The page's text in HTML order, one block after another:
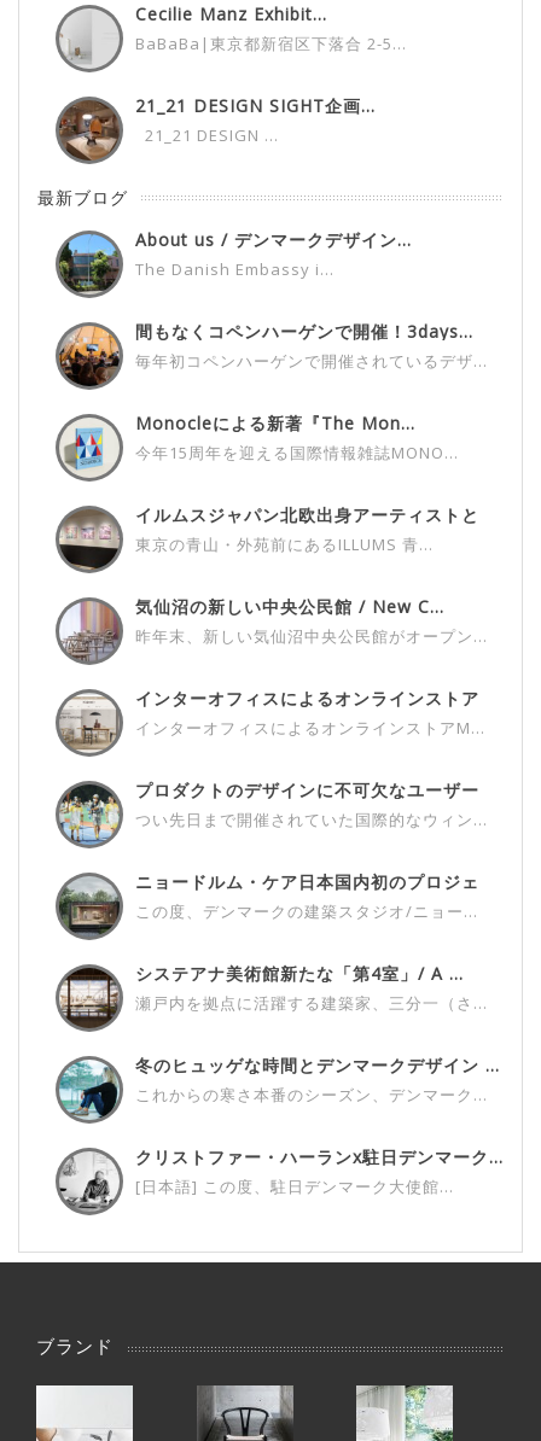
Cecilie Manz Exhibit...
BaBaBa|東京都新宿区下落合 2-5...
21_21 DESIGN SIGHT企画...
21_21 DESIGN ...
最新ブログ
About us / デンマークデザイン...
The Danish Embassy i...
間もなくコペンハーゲンで開催！3days...
毎年初コペンハーゲンで開催されているデザ...
Monocleによる新著『The Mon...
今年15周年を迎える国際情報雑誌MONO...
イルムスジャパン北欧出身アーティストと
の...
東京の青山・外苑前にあるILLUMS 青...
気仙沼の新しい中央公民館 / New C...
昨年末、新しい気仙沼中央公民館がオープン...
インターオフィスによるオンラインストア
インターオフィスによるオンラインストアM...
プロダクトのデザインに不可欠なユーザー
つい先日まで開催されていた国際的なウィン...
ニョードルム・ケア日本国内初のプロジェ
この度、デンマークの建築スタジオ/ニョー...
システアナ美術館新たな「第4室」/ A ...
瀬戸内を拠点に活躍する建築家、三分一（さ...
冬のヒュッゲな時間とデンマークデザイン ...
これからの寒さ本番のシーズン、デンマーク...
クリストファー・ハーランx駐日デンマーク...
[日本語] この度、駐日デンマーク大使館...
ブランド